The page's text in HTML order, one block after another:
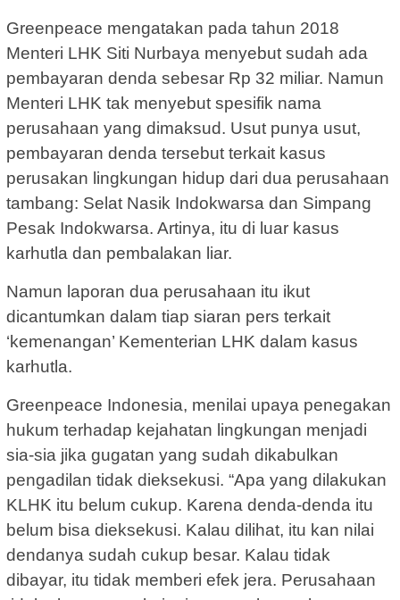
Greenpeace mengatakan pada tahun 2018
Menteri LHK Siti Nurbaya menyebut sudah ada
pembayaran denda sebesar Rp 32 miliar. Namun
Menteri LHK tak menyebut spesifik nama
perusahaan yang dimaksud. Usut punya usut,
pembayaran denda tersebut terkait kasus
perusakan lingkungan hidup dari dua perusahaan
tambang: Selat Nasik Indokwarsa dan Simpang
Pesak Indokwarsa. Artinya, itu di luar kasus
karhutla dan pembalakan liar.
Namun laporan dua perusahaan itu ikut
dicantumkan dalam tiap siaran pers terkait
‘kemenangan’ Kementerian LHK dalam kasus
karhutla.
Greenpeace Indonesia, menilai upaya penegakan
hukum terhadap kejahatan lingkungan menjadi
sia-sia jika gugatan yang sudah dikabulkan
pengadilan tidak dieksekusi. “Apa yang dilakukan
KLHK itu belum cukup. Karena denda-denda itu
belum bisa dieksekusi. Kalau dilihat, itu kan nilai
dendanya sudah cukup besar. Kalau tidak
dibayar, itu tidak memberi efek jera. Perusahaan